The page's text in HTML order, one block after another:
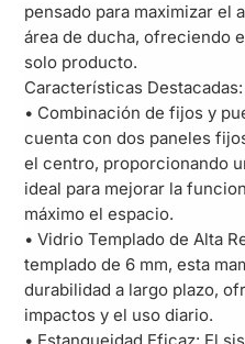
pensado para maximizar el
área de ducha, ofreciendo
solo producto.
Características Destacadas:
• Combinación de fijos y
cuenta con dos paneles
el centro, proporcionando
ideal para mejorar la
máximo el espacio.
• Vidrio Templado de Alta
templado de 6 mm, esta
durabilidad a largo plazo,
impactos y el uso diario.